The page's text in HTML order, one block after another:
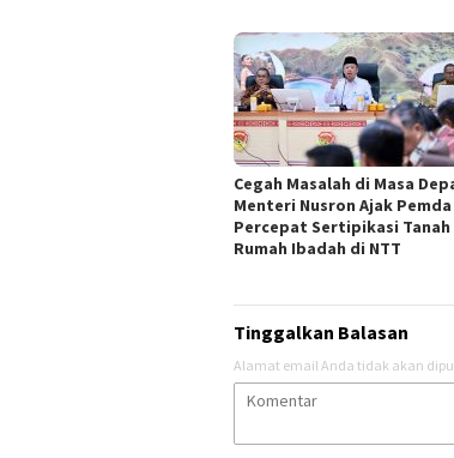
‎Cegah Masalah di Masa
Menteri Nusron Ajak Pemda
Percepat Sertipikasi Tanah
Rumah Ibadah di NTT ‎
Tinggalkan Balasan
Alamat email Anda tidak akan